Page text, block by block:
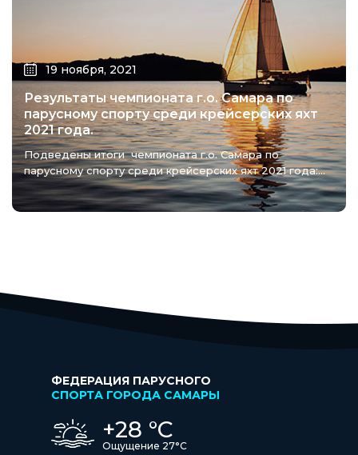
19 ноября, 2021
Результаты чемпионата г.о. Самара по
парусному спорту среди крейсерских яхт
2021 года.
Подведены итоги чемпионата г.о. Самара по
парусному спорту среди крейсерских яхт 2021 года:...
ФЕДЕРАЦИЯ ПАРУСНОГО
СПОРТА ГОРОДА САМАРЫ
+28 °С
Ощущение 27°С